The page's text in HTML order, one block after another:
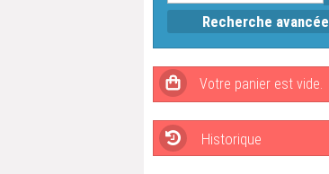
Recherche avancée
Historique